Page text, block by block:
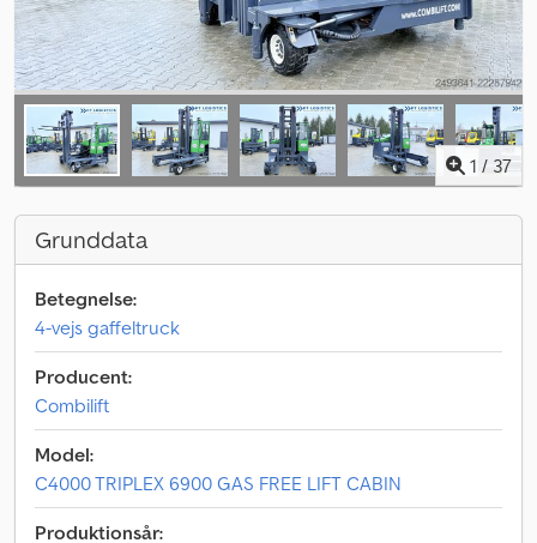
1 / 37
Grunddata
Betegnelse:
4-vejs gaffeltruck
Producent:
Combilift
Model:
C4000 TRIPLEX 6900 GAS FREE LIFT CABIN
Produktionsår: